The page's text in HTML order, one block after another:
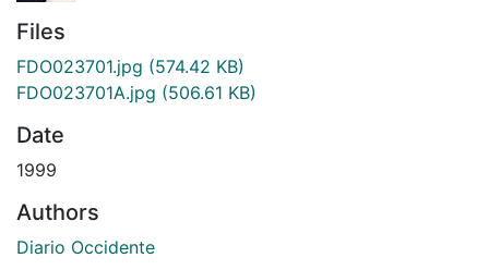
Files
FDO023701.jpg (574.42 KB)
FDO023701A.jpg (506.61 KB)
Date
1999
Authors
Diario Occidente